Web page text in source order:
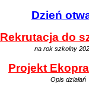
Dzień
Rekrutacja do
na rok szkolny
Projekt
Opis działań